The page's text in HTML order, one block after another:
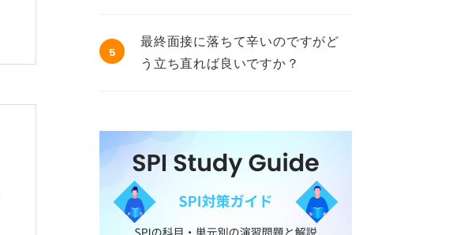
5
最終面接に落ちて辛いのですがど
う立ち直れば良いですか？